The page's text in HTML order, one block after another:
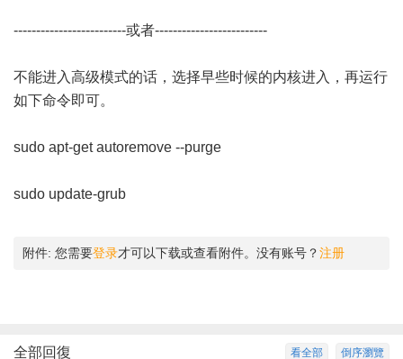
-------------------------或者-------------------------
不能进入高级模式的话，选择早些时候的内核进入，再运行
如下命令即可。
sudo apt-get autoremove --purge
sudo update-grub
附件: 您需要登录才可以下载或查看附件。没有账号？注册
倒序瀏覽
看全部
全部回復